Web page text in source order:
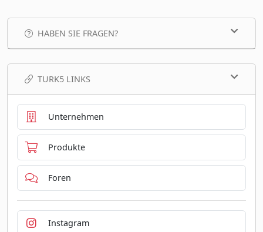
HABEN SIE FRAGEN?
TURK5 LINKS
Unternehmen
Produkte
Foren
Instagram